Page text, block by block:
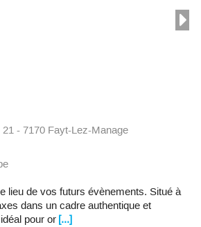
- 7170 Fayt-Lez-Manage
lieu de vos futurs évènements. Situé à
dans un cadre authentique et
pour or [...]